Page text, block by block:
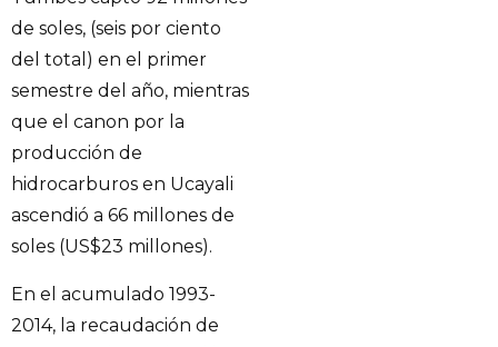
de soles, (seis por ciento
del total) en el primer
semestre del año, mientras
que el canon por la
producción de
hidrocarburos en Ucayali
ascendió a 66 millones de
soles (US$23 millones).
En el acumulado 1993-
2014, la recaudación de